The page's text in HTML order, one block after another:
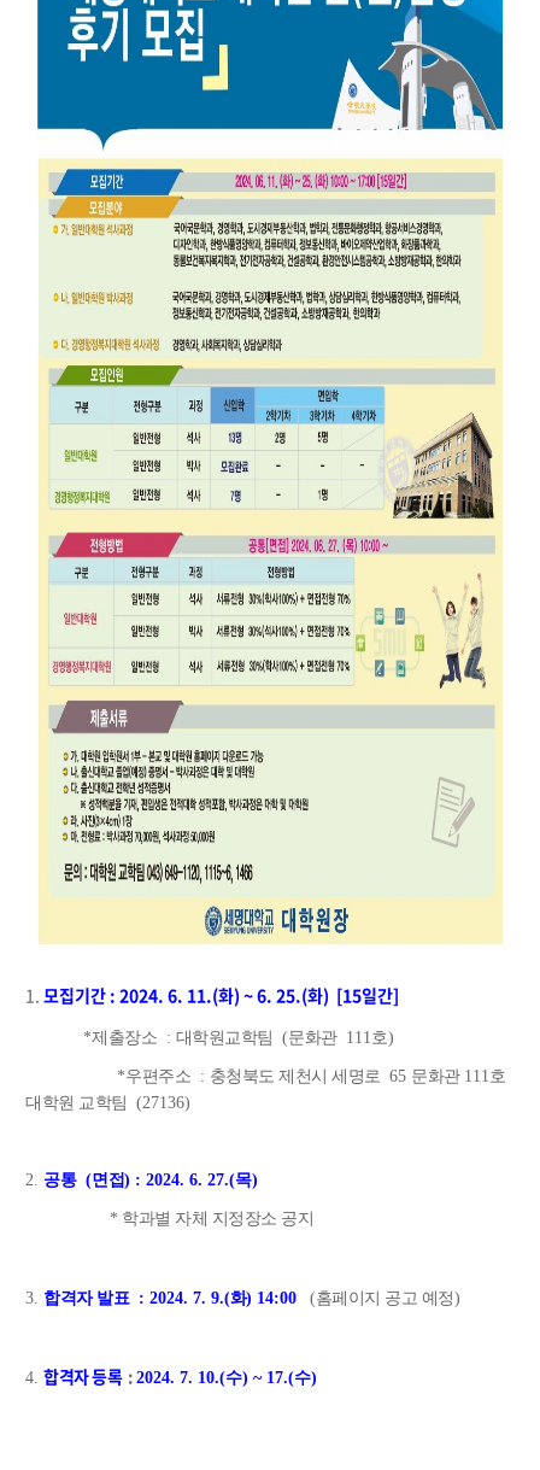
1. 모집기간 : 2024. 6. 11.(화) ~ 6. 25.(화) [15일간]
*제출장소 : 대학원교학팀 (문화관 111 호)
*우편주소 : 충청북도 제천시 세명로 65 문화관 111 호
대학원 교학팀 (27136)
2. 공통 (면 접) : 2024. 6. 27.(목)
* 학과별 자체 지정장소 공지
3. 합격자 발표 : 2024. 7. 9.(화) 14:00 (홈페이지 공고 예정)
4.합격자 등록 :2024. 7. 10.(수) ~ 17.(수)